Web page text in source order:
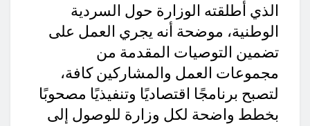
الذي أطلقته الوزارة حول السردية
الوطنية، موضحة أنه يجري العمل على
تضمين التوصيات المقدمة من
مجموعات العمل والمشاركين كافة،
لتصبح برنامجًا اقتصاديًا وتنفيذيًا مصحوبًا
بخطط واضحة لكل وزارة للوصول إلى